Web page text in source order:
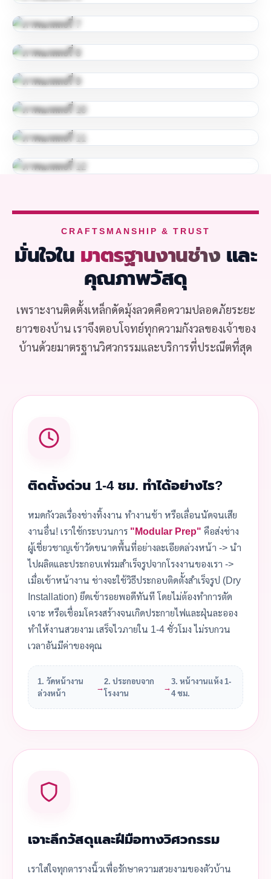
CRAFTSMANSHIP & TRUST
มั่นใจใน มาตรฐานงานช่าง และ
คุณภาพวัสดุ
เพราะงานติดตั้งเหล็กดัดมุ้งลวดคือความปลอดภัยระยะ
ยาวของบ้าน เราจึงตอบโจทย์ทุกความกังวลของเจ้าของ
บ้านด้วยมาตรฐานวิศวกรรมและบริการที่ประณีตที่สุด
ติดตั้งด่วน 1-4 ชม. ทำได้อย่างไร?
หมดกังวลเรื่องช่างทิ้งงาน ทำงานช้า หรือเลื่อนนัดจนเสีย
งานอื่น! เราใช้กระบวนการ "Modular Prep" คือส่งช่าง
ผู้เชี่ยวชาญเข้าวัดขนาดพื้นที่อย่างละเอียดล่วงหน้า -> นำ
ไปผลิตและประกอบเฟรมสำเร็จรูปจากโรงงานของเรา ->
เมื่อเข้าหน้างาน ช่างจะใช้วิธีประกอบติดตั้งสำเร็จรูป (Dry
Installation) ยึดเข้ารอยพอดีทันที โดยไม่ต้องทำการตัด
เจาะ หรือเชื่อมโครงสร้างจนเกิดประกายไฟและฝุ่นละออง
ทำให้งานสวยงาม เสร็จไวภายใน 1-4 ชั่วโมง ไม่รบกวน
เวลาอันมีค่าของคุณ
1. วัดหน้างาน
ล่วงหน้า
→
2. ประกอบจาก
โรงงาน
→
3. หน้างานแห้ง 1-
4 ชม.
เจาะลึกวัสดุและฝีมือทางวิศวกรรม
เราใส่ใจทุกตารางนิ้วเพื่อรักษาความสวยงามของตัวบ้าน